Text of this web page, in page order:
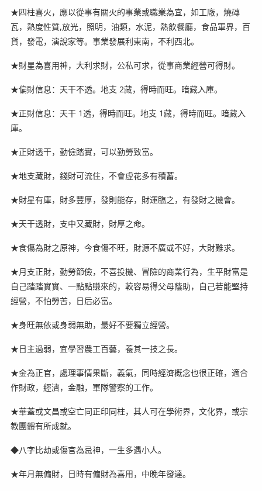
★四柱喜火，應以從事有關火的事業或職業為宜，如工廠，燒磚
瓦，熱度性質,放光，照明，油類，水泥，熱飲餐廳，食品軍界，百
貨，發電，演說家等。事業發展利東南，不利西北。
★財星為喜用神，大利求財，公私可求，從事商業經營可得財。
★偏財信息：天干不透。地支 2藏，得時而旺。暗藏入庫。
★正財信息：天干 1透，得時而旺。地支 1藏，得時而旺。暗藏入
庫。
★正財透干，勤儉踏實，可以勤勞致富。
★地支藏財，錢財可流住，不會虛花多有積蓄。
★財星有庫，財多豐厚，發則能存，財運臨之，有發財之機會。
★天干透財，支中又藏財，財厚之命。
★食傷為財之原神，今食傷不旺，財源不廣或不好，大財難求。
★月支正財，勤勞節儉，不喜投機、冒險的商業行為，生平財富是
自己踏踏實實、一點點賺來的，較容易得父母蔭助，自己若能堅持
經營，不怕勞苦，日后必富。
★身旺無依或身弱無助，最好不要獨立經營。
★日主過弱，宜學習農工百藝，養其一技之長。
★金為正官，處理事情果斷，義氣，同時經濟概念也很正確，適合
作財政，經濟，金融，軍隊警察的工作。
★華蓋或文昌或空亡同正印同柱，其人可在學術界，文化界，或宗
教團體有所成就。
◆八字比劫或傷官為忌神，一生多遇小人。
★年月無偏財，日時有偏財為喜用，中晚年發達。